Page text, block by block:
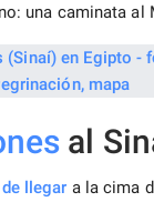
una caminata al
al
llegar a la cima